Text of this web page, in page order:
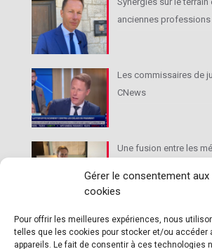
Gérer le consentement aux
cookies
Pour offrir les meilleures expériences, nous
telles que les cookies pour stocker et/ou accéder
appareils. Le fait de consentir à ces technologies
anciennes professions
Les commissaires de
CNews
Une fusion entre les
Le droit de
activités du